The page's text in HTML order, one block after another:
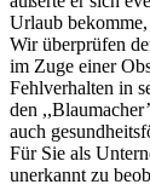
Urlaub
Wir überprüfen
im Zuge einer
Fehlverhalten in
den
auch
Für Sie als
unerkannt zu